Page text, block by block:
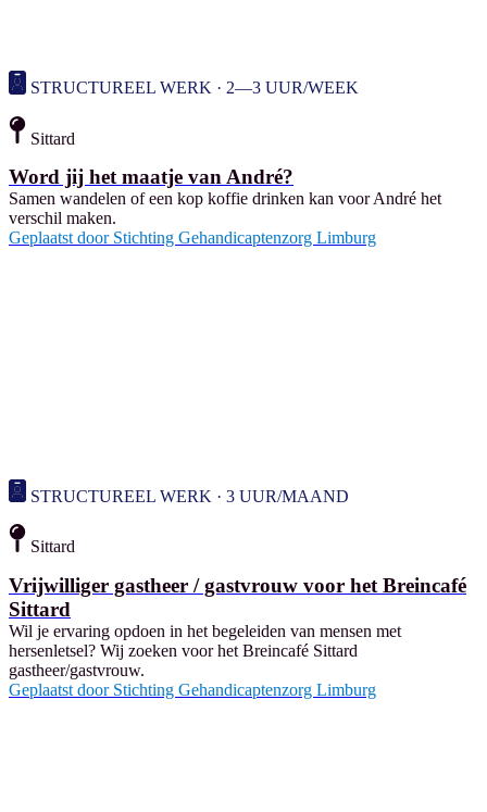
STRUCTUREEL WERK · 2—3 UUR/WEEK
Sittard
Word jij het maatje van André?
Samen wandelen of een kop koffie drinken kan voor André het
verschil maken.
Geplaatst door Stichting Gehandicaptenzorg Limburg
STRUCTUREEL WERK · 3 UUR/MAAND
Sittard
Vrijwilliger gastheer / gastvrouw voor het Breincafé
Sittard
Wil je ervaring opdoen in het begeleiden van mensen met
hersenletsel? Wij zoeken voor het Breincafé Sittard
gastheer/gastvrouw.
Geplaatst door Stichting Gehandicaptenzorg Limburg